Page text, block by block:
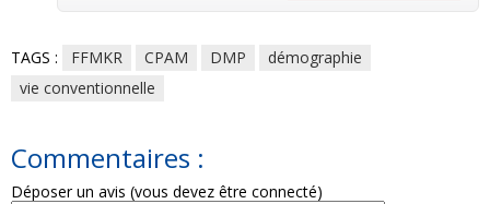
TAGS : FFMKR CPAM DMP
démographie
vie conventionnelle
Commentaires :
Déposer un avis (vous devez être connecté)